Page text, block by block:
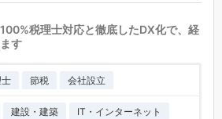
税理士対応と徹底したDX化で、経
す
節税 会社設立
建設・建築
IT・インターネット